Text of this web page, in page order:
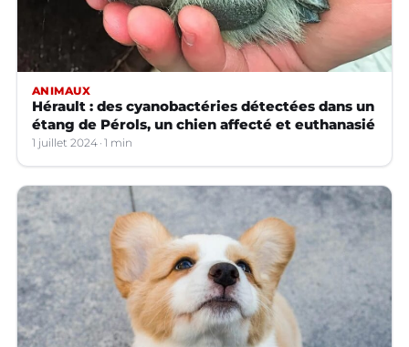
ANIMAUX
Hérault : des cyanobactéries détectées dans un
étang de Pérols, un chien affecté et euthanasié
1 juillet 2024 1 min